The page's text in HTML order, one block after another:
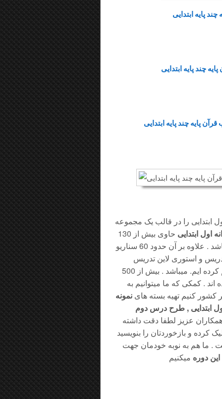
ابتدایی را در قالب یک مجموعه
اول ابتدایی
حاوی بیش از 130
طرح تدریس روزانه دروس پایه اول ابتدایی از همه کتاب ها میباشد . علاوه بر آن حدود 60 سناریو
و استوری لاین تدریس
دروس پایه اول را همه در یک پکیج برای همکاران گرامی فراهم کرده ایم. میباشد . بیش از 500
. کمکی که ما میتوانیم به
کنیم تهیه بسته های نمونه
ابتدایی , طرح درس دوم
عزیز لطفا دقت داشته
و بازخوردتان را بنویسید
. ما هم به نوبه خودمان جهت
دوره